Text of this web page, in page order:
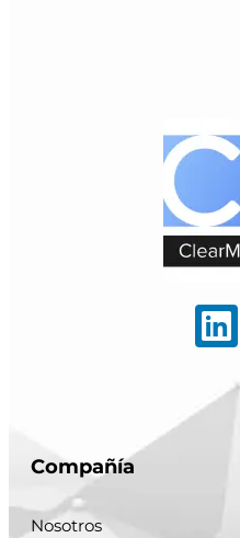
Compañía
Nosotros